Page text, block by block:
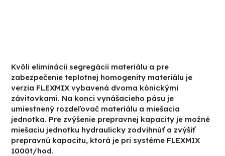
Kvôli eliminácii segregácii materiálu a pre
zabezpečenie teplotnej homogenity materiálu je
verzia FLEXMIX vybavená dvoma kónickými
závitovkami. Na konci vynášacieho pásu je
umiestnený rozdeľovač materiálu a miešacia
jednotka. Pre zvýšenie prepravnej kapacity je možné
miešaciu jednotku hydraulicky zodvihnúť a zvýšiť
prepravnú kapacitu, ktorá je pri systéme FLEXMIX
1000t/hod.